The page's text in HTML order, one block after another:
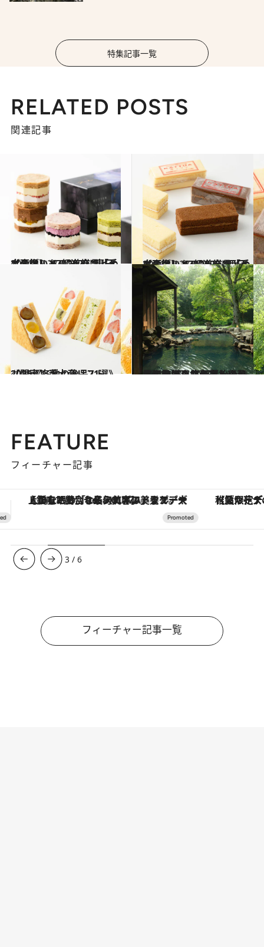
特集記事一覧
RELATED POSTS
関連記事
2024.12.27
【画像】 47都道府県「手土産グルメ」2025 “東日本の旨いもの”を総まとめ
グルメ 2024.12.27
【画像】 47都道府県「手土産グルメ」2025 “西日本の旨いもの”を総まとめ
グルメ
2024.12.29
【関東】手土産リスト2025《各地の逸品21選》
グルメ 2024.12.28
【保存版・北海道＆東北】ひとりにやさしい温泉宿11選｜宮沢賢治の作品に登場した名宿も。秘湯の旅は東北へ！
旅＆お出かけ
FEATURE
フィーチャー記事
【夏限定ディナーコース】旬を迎える稚鮎や花ズッキーニなどをイタリア・トスカーナの郷土料理の手法で満喫！
3 /6
フィーチャー記事一覧